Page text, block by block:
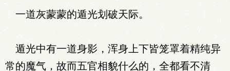
一道灰蒙蒙的遁光划破天际。
遁光中有一道身影，浑身上下皆笼罩着精纯异
常的魔气，故而五官相貌什么的，全都看不清